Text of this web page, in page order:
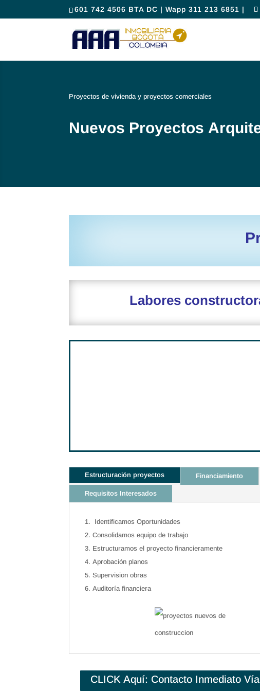
601 742 4506 BTA DC | Wapp 311 213 6851 |
Proyectos de vivienda y proyectos comerciales
Nuevos Proyectos
Labores
Estructuración proyectos Financiamiento
Requisitos Interesados
Identificamos Oportunidades
Consolidamos equipo de trabajo
Estructuramos el proyecto financieramente
Aprobación planos
Supervision obras
Auditoría financiera
CLICK Aquí: Contacto Inmediato